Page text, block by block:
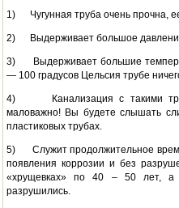
1) Чугунная труба очень прочна,
2) Выдерживает большое
3) Выдерживает большие
— 100 градусов Цельсия трубе
4) Канализация с такими
маловажно! Вы будете слышать
пластиковых трубах.
5) Служит продолжительное
появления коррозии и без
«хрущевках» по 40 – 50 лет,
разрушились.